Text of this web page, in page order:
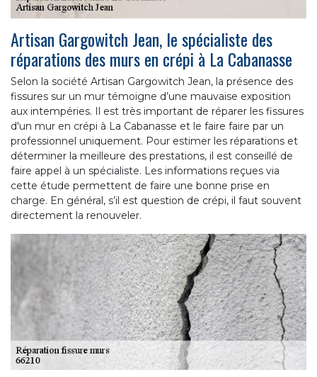
Artisan Gargowitch Jean, le spécialiste des
réparations des murs en crépi à La Cabanasse
Selon la société Artisan Gargowitch Jean, la présence des
fissures sur un mur témoigne d’une mauvaise exposition
aux intempéries. Il est très important de réparer les fissures
d'un mur en crépi à La Cabanasse et le faire faire par un
professionnel uniquement. Pour estimer les réparations et
déterminer la meilleure des prestations, il est conseillé de
faire appel à un spécialiste. Les informations reçues via
cette étude permettent de faire une bonne prise en
charge. En général, s’il est question de crépi, il faut souvent
directement la renouveler.